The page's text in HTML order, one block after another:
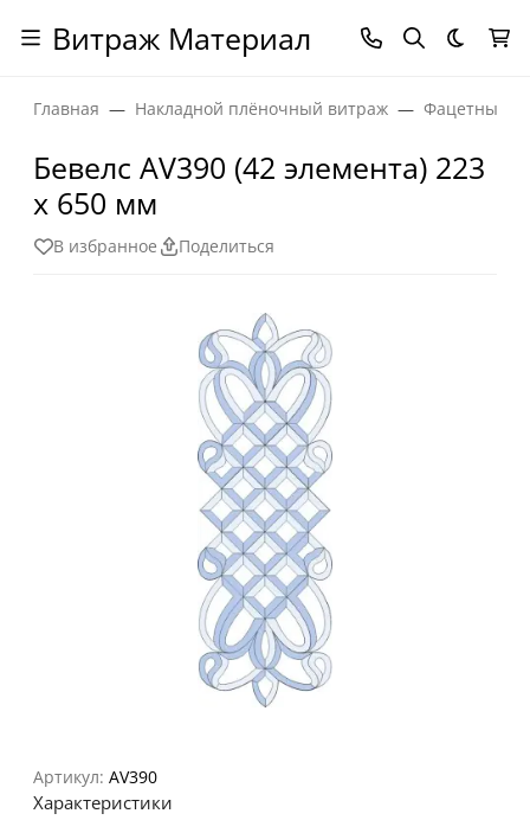
Витраж Материал Темная
Главная Накладной плёночный витраж Фацетные
Бевелс AV390 (42 элемента) 223
х 650 мм
В избранное Поделиться
Артикул: AV390
Характеристики